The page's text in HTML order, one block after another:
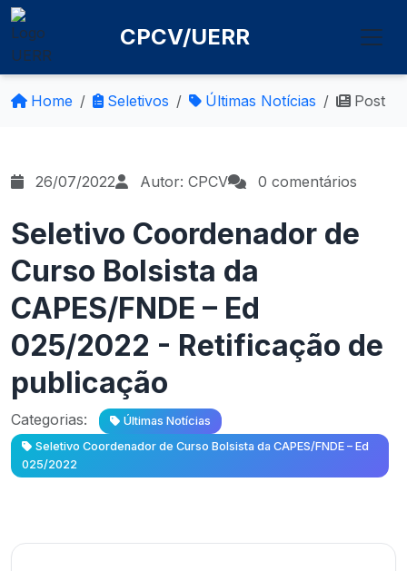
CPCV/UERR
Home Seletivos Últimas Notícias Post
26/07/2022 Autor: CPCV 0 comentários
Seletivo Coordenador de
Curso Bolsista da
CAPES/FNDE – Ed
025/2022 - Retificação de
publicação
Categorias:
Últimas Notícias
Seletivo Coordenador de Curso Bolsista da CAPES/FNDE – Ed
025/2022